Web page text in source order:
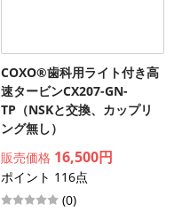
COXO®歯科用ライト付き高
速タービンCX207-GN-
TP（NSKと交換、カップリ
ング無し）
販売価格 16,500円
ポイント 116点
(0)